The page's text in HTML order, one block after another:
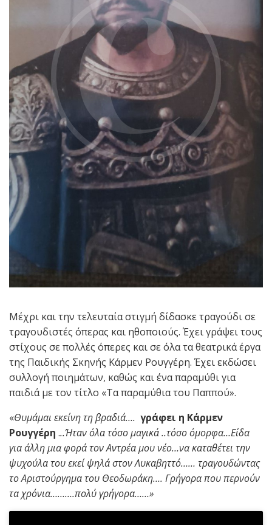
Μέχρι και την τελευταία στιγμή δίδασκε τραγούδι σε
τραγουδιστές όπερας και ηθοποιούς. Έχει γράψει τους
στίχους σε πολλές όπερες και σε όλα τα θεατρικά έργα
της Παιδικής Σκηνής Κάρμεν Ρουγγέρη. Έχει εκδώσει
συλλογή ποιημάτων, καθώς και ένα παραμύθι για
παιδιά με τον τίτλο «Τα παραμύθια του Παππού».
«Θυμάμαι εκείνη τη βραδιά…. γράφει η Κάρμεν
Ρουγγέρη ...Ήταν όλα τόσο μαγικά ..τόσο όμορφα…Είδα
για άλλη μια φορά τον Αντρέα μου νέο…να καταθέτει την
ψυχούλα του εκεί ψηλά στον Λυκαβηττό…… τραγουδώντας
το Αριστούργημα του Θεοδωράκη…. Γρήγορα που περνούν
τα χρόνια……….πολύ γρήγορα……»